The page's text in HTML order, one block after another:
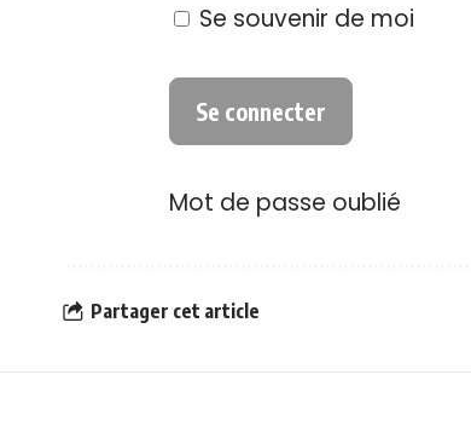
Se souvenir de moi
Mot de passe oublié
Partager cet article